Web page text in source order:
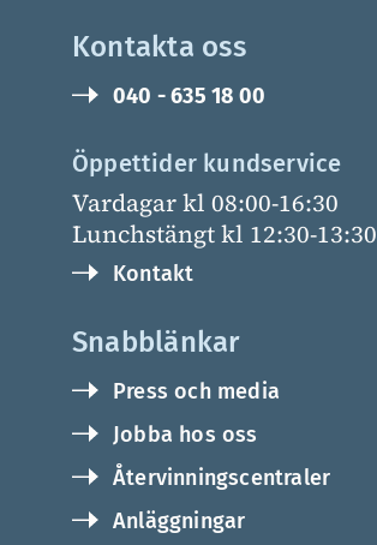
Kontakta oss
040 - 635 18 00
Öppettider kundservice
Vardagar kl 08:00-16:30
Lunchstängt kl 12:30-13:30
Kontakt
Snabblänkar
Press och media
Jobba hos oss
Återvinningscentraler
Anläggningar